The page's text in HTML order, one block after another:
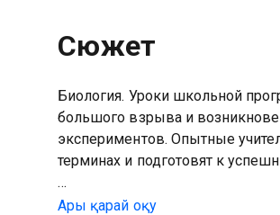
Сюжет
Биология. Уроки школьной
большого взрыва и
экспериментов. Опытные
терминах и подготовят к
3 маусымын Биология. Уроки
Ары қарай оқу